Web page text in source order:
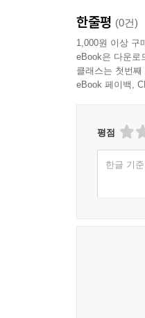
“불국토(佛國
중생도 부처도
진정한 불자
보시란 무엇
함께 나눈다.
한줄평 (0건)
1,000원 이상 구
eBook은 다운로
클래스는 첫번
eBook 페이백,
평점
한글 기